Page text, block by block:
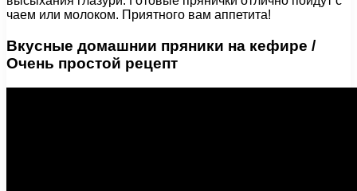
чаем или молоком. Приятного вам аппетита!
Вкусные домашнии пряники на кефире /
Очень простой рецепт